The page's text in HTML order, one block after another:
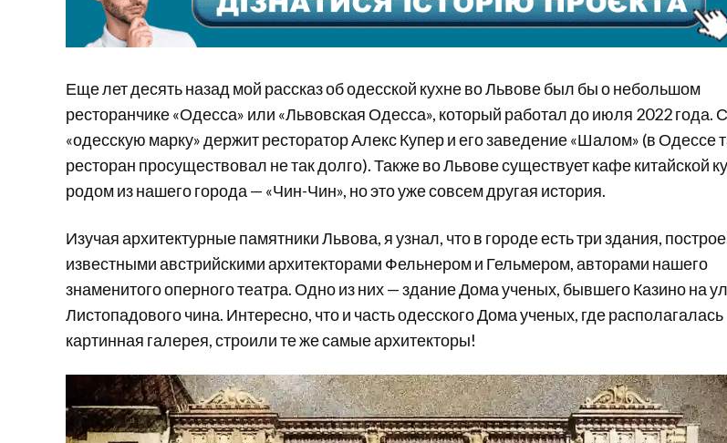
Еще лет десять назад мой рассказ об одесской кухне во Львове был бы о небольшом
ресторанчике «Одесса» или «Львовская Одесса», который работал до июля 2022 года.
«одесскую марку» держит ресторатор Алекс Купер и его заведение «Шалом» (в Одессе
ресторан просуществовал не так долго). Также во Львове существует кафе китайской
родом из нашего города — «Чин-Чин», но это уже совсем другая история.
Изучая архитектурные памятники Львова, я узнал, что в городе есть три здания,
известными австрийскими архитекторами Фельнером и Гельмером, авторами нашего
знаменитого оперного театра. Одно из них — здание Дома ученых, бывшего Казино на
Листопадового чина. Интересно, что и часть одесского Дома ученых, где располагалась
картинная галерея, строили те же самые архитекторы!